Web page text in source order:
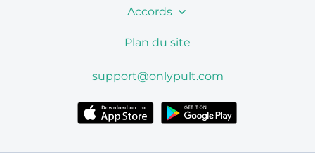
Accords
Plan du site
support@onlypult.com